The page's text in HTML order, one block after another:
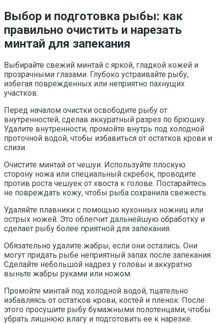
Выбор и подготовка рыбы: как
правильно очистить и нарезать
минтай для запекания
Выбирайте свежий минтай с яркой, гладкой кожей и
прозрачными глазами. Глубоко устраивайте рыбу,
избегая поврежденных или неприятно пахнущих
участков.
Перед началом очистки освободите рыбу от
внутренностей, сделав аккуратный разрез по брюшку.
Удалите внутренности, промойте внутрь под холодной
проточной водой, чтобы избавиться от остатков крови и
слизи.
Очистите минтай от чешуи. Используйте плоскую
сторону ножа или специальный скребок, проводите
против роста чешуек от хвоста к голове. Постарайтесь
не повреждать кожу, чтобы рыба сохранила свежесть.
Удаляйте плавники с помощью кухонных ножниц или
острых ножей. Это облегчит дальнейшую обработку и
сделает рыбу более приятной для запекания.
Обязательно удалите жабры, если они остались. Они
могут придать рыбе неприятный запах после запекания.
Сделайте небольшой надрез у головы и аккуратно
выньте жабры руками или ножом.
Промойте минтай под холодной водой, тщательно
избавляясь от остатков крови, костей и пленок. После
этого просушите рыбу бумажными полотенцами, чтобы
убрать лишнюю влагу и подготовить ее к нарезке.